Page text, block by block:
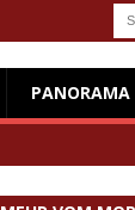
PANORAMA